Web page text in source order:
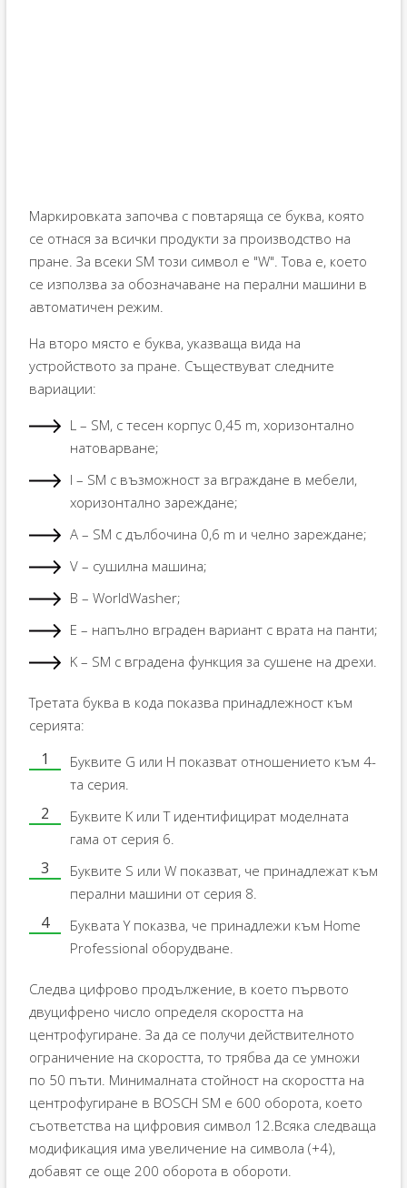
Маркировката започва с повтаряща се буква, която
се отнася за всички продукти за производство на
пране. За всеки SM този символ е "W". Това е, което
се използва за обозначаване на перални машини в
автоматичен режим.
На второ място е буква, указваща вида на
устройството за пране. Съществуват следните
вариации:
L – SM, с тесен корпус 0,45 m, хоризонтално
натоварване;
I – SM с възможност за вграждане в мебели,
хоризонтално зареждане;
A – SM с дълбочина 0,6 m и челно зареждане;
V – сушилна машина;
B – WorldWasher;
E – напълно вграден вариант с врата на панти;
K – SM с вградена функция за сушене на дрехи.
Третата буква в кода показва принадлежност към
серията:
Буквите G или H показват отношението към 4-
та серия.
Буквите K или T идентифицират моделната
гама от серия 6.
Буквите S или W показват, че принадлежат към
перални машини от серия 8.
Буквата Y показва, че принадлежи към Home
Professional оборудване.
Следва цифрово продължение, в което първото
двуцифрено число определя скоростта на
центрофугиране. За да се получи действителното
ограничение на скоростта, то трябва да се умножи
по 50 пъти. Минималната стойност на скоростта на
центрофугиране в BOSCH SM е 600 оборота, което
съответства на цифровия символ 12.Всяка следваща
модификация има увеличение на символа (+4),
добавят се още 200 оборота в обороти.